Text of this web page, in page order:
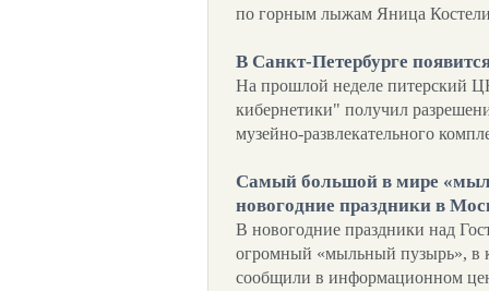
по горным лыжам Яница
В Санкт-Петербурге
На прошлой неделе питерский
кибернетики" получил
музейно-развлекательного
Самый большой в мире
новогодние праздники в
В новогодние праздники над
огромный «мыльный пузырь», в
сообщили в информационном